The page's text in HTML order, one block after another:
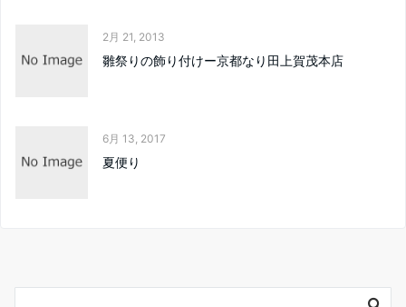
2月 21, 2013
雛祭りの飾り付けー京都なり田上賀茂本店
6月 13, 2017
夏便り